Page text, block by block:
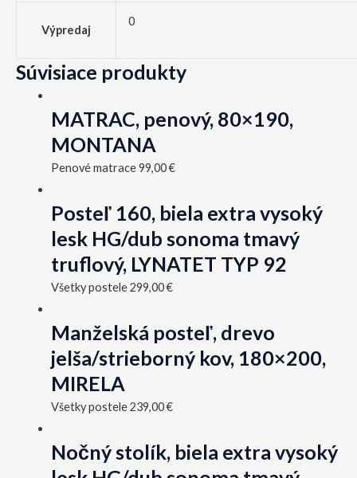
Výpredaj
0
Súvisiace produkty
MATRAC, penový, 80×190,
MONTANA
Penové matrace99,00€
Posteľ 160, biela extra vysoký
lesk HG/dub sonoma tmavý
truflový, LYNATET TYP 92
Všetky postele299,00€
Manželská posteľ, drevo
jelša/strieborný kov, 180×200,
MIRELA
Všetky postele239,00€
Nočný stolík, biela extra vysoký